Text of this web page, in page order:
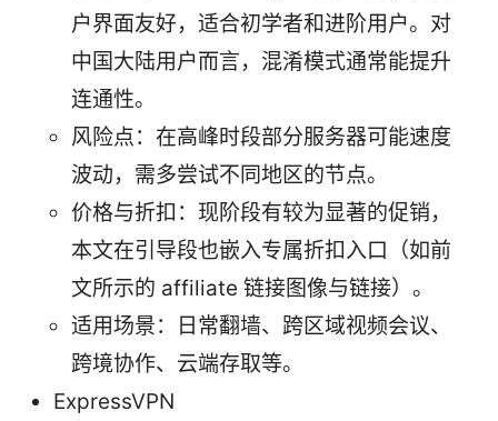
户界面友好，适合初学者和进阶用户。对
中国大陆用户而言，混淆模式通常能提升
连通性。
风险点：在高峰时段部分服务器可能速度
波动，需多尝试不同地区的节点。
价格与折扣：现阶段有较为显著的促销，
本文在引导段也嵌入专属折扣入口（如前
文所示的 affiliate 链接图像与链接）。
适用场景：日常翻墙、跨区域视频会议、
跨境协作、云端存取等。
ExpressVPN